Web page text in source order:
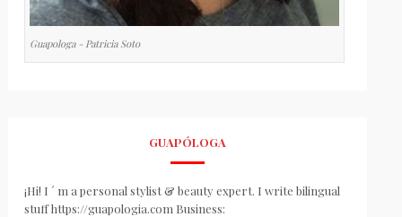
Guapologa - Patricia Soto
GUAPÓLOGA
¡Hi! I ´ m a personal stylist & beauty expert. I write bilingual
stuff https://guapologia.com Business: